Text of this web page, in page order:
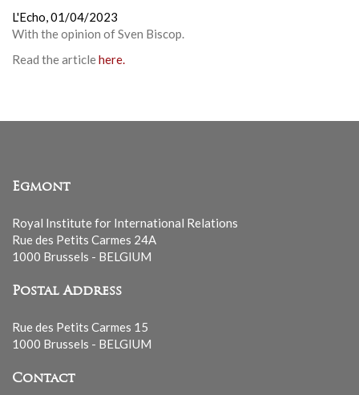
L'Echo,01/04/2023
With the opinion ofSven Biscop.
Read the articlehere.
Egmont
Royal Institute for International Relations
Rue des Petits Carmes 24A
1000 Brussels - BELGIUM
Postal Address
Rue des Petits Carmes 15
1000 Brussels - BELGIUM
Contact